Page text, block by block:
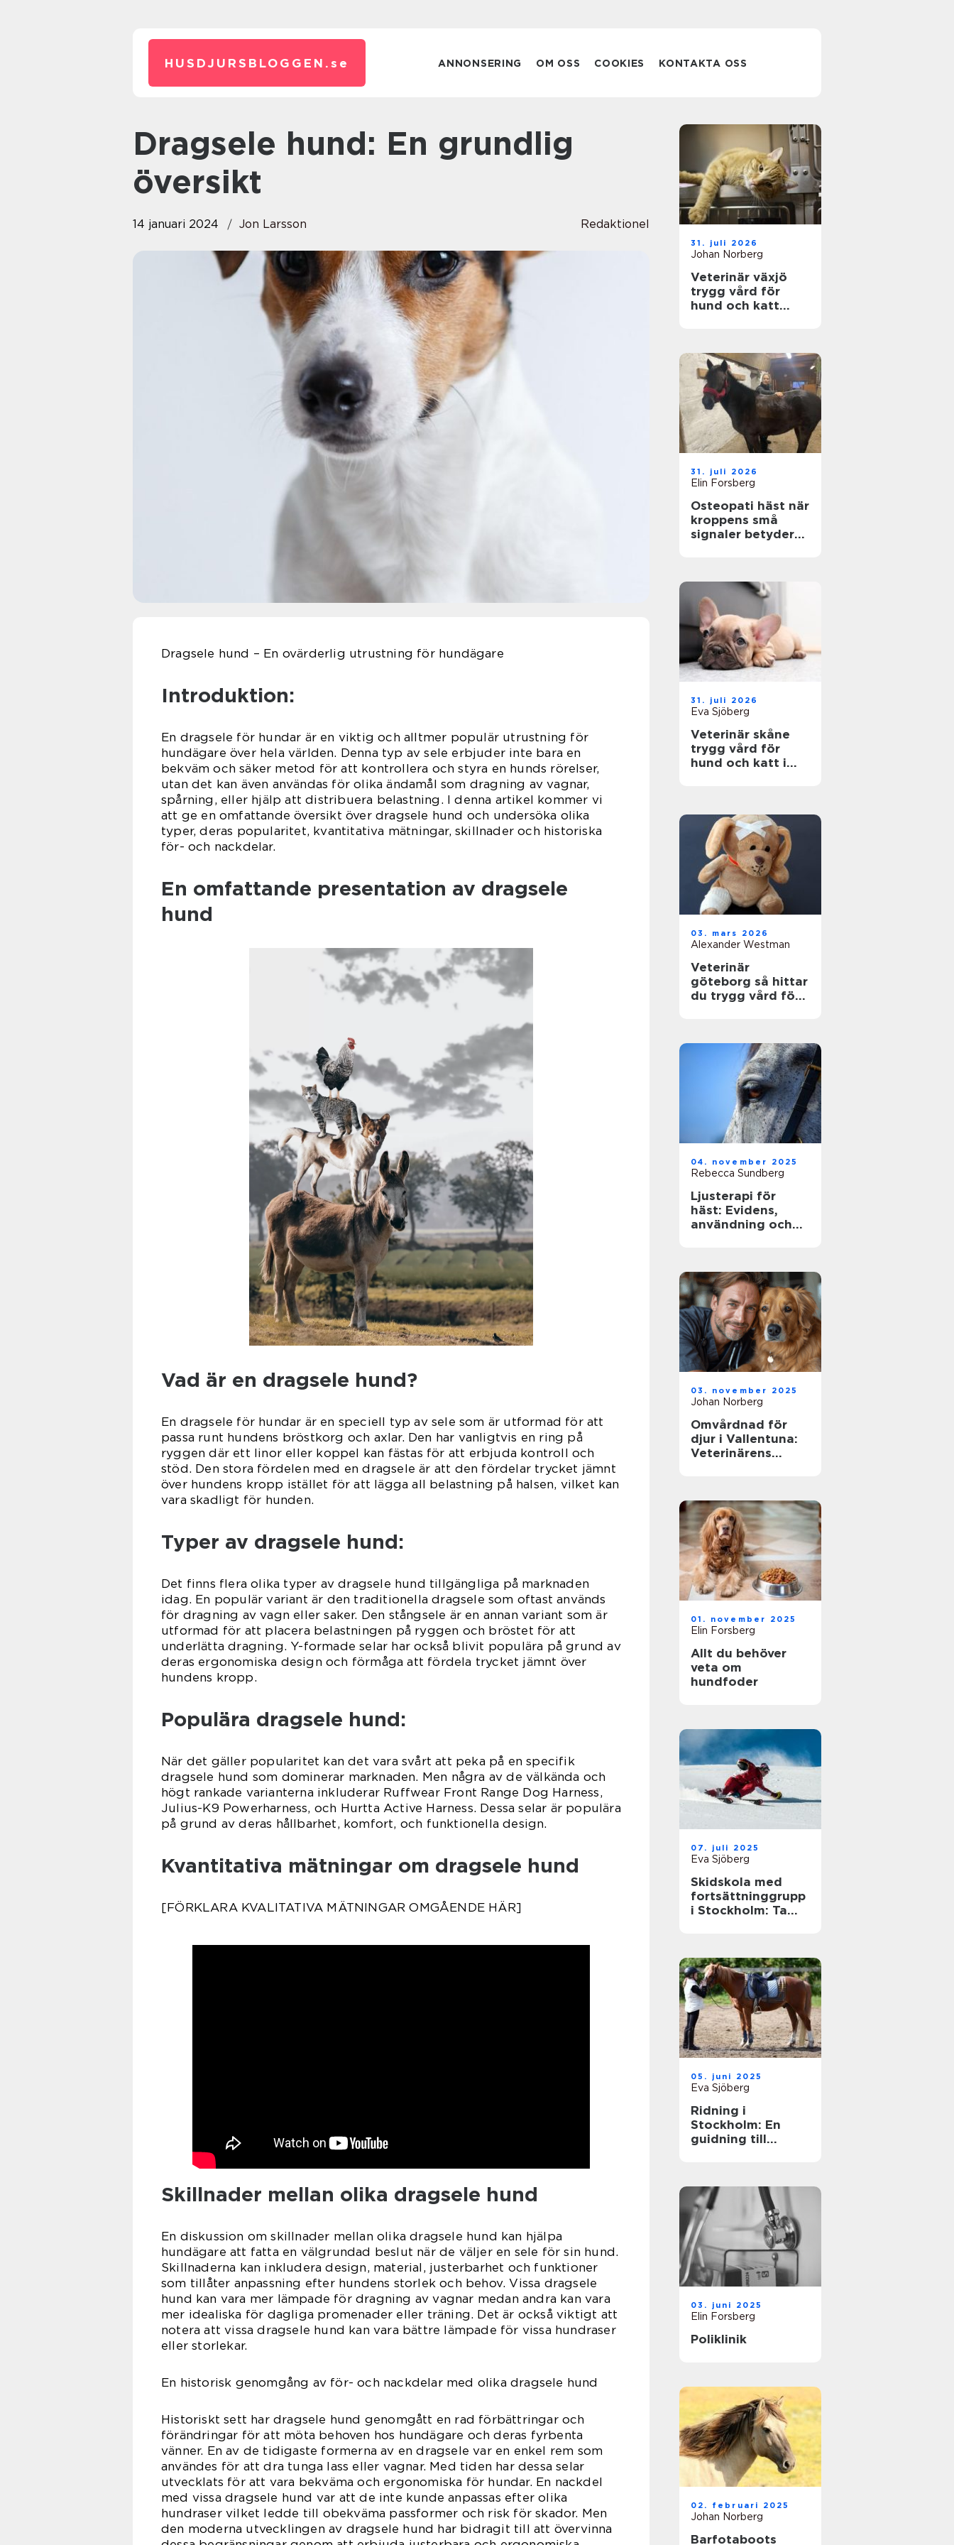
HUSDJURSBLOGGEN. se ANNONSERING OM OSS COOKIES KONTAKTA OSS
Dragsele hund: En grundlig
översikt
14 januari 2024 Jon Larsson Redaktionel
Dragsele hund – En ovärderlig utrustning för hundägare
Introduktion:
En dragsele för hundar är en viktig och alltmer populär utrustning för
hundägare över hela världen. Denna typ av sele erbjuder inte bara en
bekväm och säker metod för att kontrollera och styra en hunds rörelser,
utan det kan även användas för olika ändamål som dragning av vagnar,
spårning, eller hjälp att distribuera belastning. I denna artikel kommer vi
att ge en omfattande översikt över dragsele hund och undersöka olika
typer, deras popularitet, kvantitativa mätningar, skillnader och historiska
för- och nackdelar.
En omfattande presentation av dragsele
hund
Vad är en dragsele hund?
En dragsele för hundar är en speciell typ av sele som är utformad för att
passa runt hundens bröstkorg och axlar. Den har vanligtvis en ring på
ryggen där ett linor eller koppel kan fästas för att erbjuda kontroll och
stöd. Den stora fördelen med en dragsele är att den fördelar trycket jämnt
över hundens kropp istället för att lägga all belastning på halsen, vilket kan
vara skadligt för hunden.
Typer av dragsele hund:
Det finns flera olika typer av dragsele hund tillgängliga på marknaden
idag. En populär variant är den traditionella dragsele som oftast används
för dragning av vagn eller saker. Den stångsele är en annan variant som är
utformad för att placera belastningen på ryggen och bröstet för att
underlätta dragning. Y-formade selar har också blivit populära på grund av
deras ergonomiska design och förmåga att fördela trycket jämnt över
hundens kropp.
Populära dragsele hund:
När det gäller popularitet kan det vara svårt att peka på en specifik
dragsele hund som dominerar marknaden. Men några av de välkända och
högt rankade varianterna inkluderar Ruffwear Front Range Dog Harness,
Julius-K9 Powerharness, och Hurtta Active Harness. Dessa selar är populära
på grund av deras hållbarhet, komfort, och funktionella design.
Kvantitativa mätningar om dragsele hund
[FÖRKLARA KVALITATIVA MÄTNINGAR OMGÅENDE HÄR]
Skillnader mellan olika dragsele hund
En diskussion om skillnader mellan olika dragsele hund kan hjälpa
hundägare att fatta en välgrundad beslut när de väljer en sele för sin hund.
Skillnaderna kan inkludera design, material, justerbarhet och funktioner
som tillåter anpassning efter hundens storlek och behov. Vissa dragsele
hund kan vara mer lämpade för dragning av vagnar medan andra kan vara
mer idealiska för dagliga promenader eller träning. Det är också viktigt att
notera att vissa dragsele hund kan vara bättre lämpade för vissa hundraser
eller storlekar.
En historisk genomgång av för- och nackdelar med olika dragsele hund
Historiskt sett har dragsele hund genomgått en rad förbättringar och
förändringar för att möta behoven hos hundägare och deras fyrbenta
vänner. En av de tidigaste formerna av en dragsele var en enkel rem som
användes för att dra tunga lass eller vagnar. Med tiden har dessa selar
utvecklats för att vara bekväma och ergonomiska för hundar. En nackdel
med vissa dragsele hund var att de inte kunde anpassas efter olika
hundraser vilket ledde till obekväma passformer och risk för skador. Men
den moderna utvecklingen av dragsele hund har bidragit till att övervinna
31. juli 2026
Johan Norberg
Veterinär växjö
trygg vård för
hund och katt
31. juli 2026
Elin Forsberg
Osteopati häst när
kroppens små
signaler betyder
31. juli 2026
Eva Sjöberg
Veterinär skåne
trygg vård för
hund och katt i
03. mars 2026
Alexander Westman
Veterinär
göteborg så hittar
du trygg vård för
04. november 2025
Rebecca Sundberg
Ljusterapi för
häst: Evidens,
användning och
03. november 2025
Johan Norberg
Omvårdnad för
djur i Vallentuna:
Veterinärens
01. november 2025
Elin Forsberg
Allt du behöver
veta om
hundfoder
07. juli 2025
Eva Sjöberg
Skidskola med
fortsättninggrupp
i Stockholm: Ta
05. juni 2025
Eva Sjöberg
Ridning i
Stockholm: En
guidning till
03. juni 2025
Elin Forsberg
Poliklinik
02. februari 2025
Johan Norberg
Barfotaboots